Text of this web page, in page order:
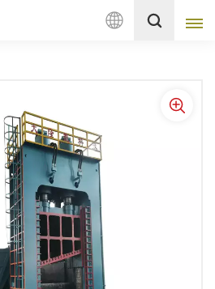
Deutsch
français
Deutsch
русский
italiano
español